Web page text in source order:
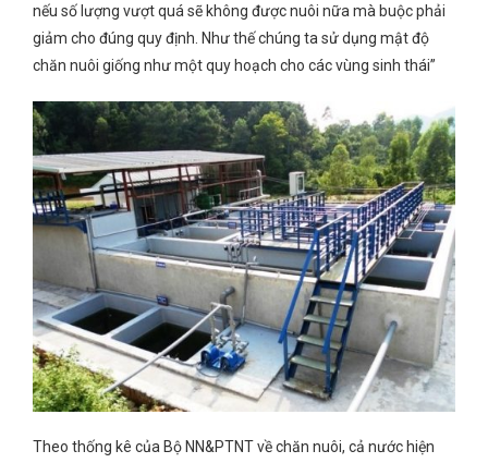
nếu số lượng vượt quá sẽ không được nuôi nữa mà buộc phải
giảm cho đúng quy định. Như thế chúng ta sử dụng mật độ
chăn nuôi giống như một quy hoạch cho các vùng sinh thái”
Theo thống kê của Bộ NN&PTNT về chăn nuôi, cả nước hiện